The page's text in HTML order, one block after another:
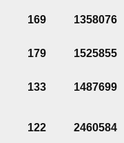
169 1358076
179 1525855
133 1487699
122 2460584